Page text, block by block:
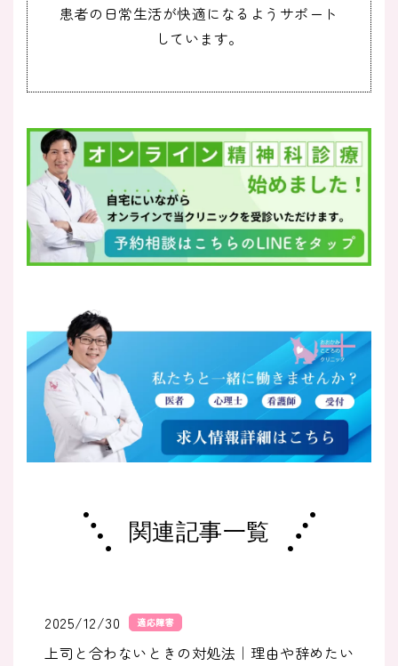
患者の日常生活が快適になるようサポート
しています。
関連記事一覧
2025/12/30 適応障害
上司と合わないときの対処法｜理由や辞めたい